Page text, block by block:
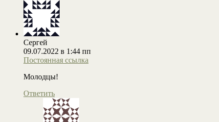
Сергей
09.07.2022 в 1:44 пп
Постоянная ссылка
Молодцы!
Ответить